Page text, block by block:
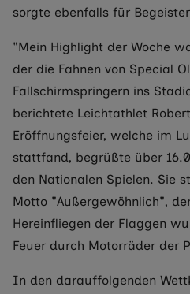
sorgte ebenfalls für
"Mein Highlight der Woche
der die Fahnen von Special
Fallschirmspringern ins
berichtete Leichtathlet
Eröffnungsfeier, welche im
stattfand, begrüßte über
den Nationalen Spielen. Sie
Motto "Außergewöhnlich",
Hereinfliegen der Flaggen
Feuer durch Motorräder der
In den darauffolgenden